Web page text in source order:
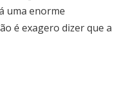
uma enorme
é exagero dizer que a